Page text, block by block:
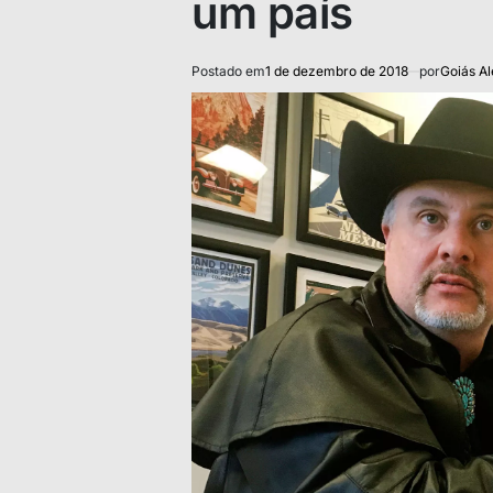
um país
Postado em1 de dezembro de 2018 porGoiás